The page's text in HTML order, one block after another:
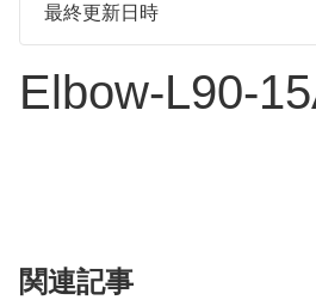
最終更新日時
Elbow-L90-
関連記事